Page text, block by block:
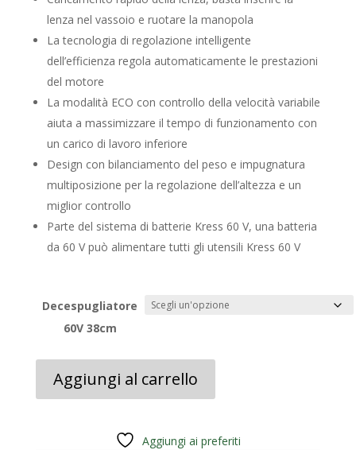
lenza nel vassoio e ruotare la manopola
La tecnologia di regolazione intelligente
dell’efficienza regola automaticamente le prestazioni
del motore
La modalità ECO con controllo della velocità variabile
aiuta a massimizzare il tempo di funzionamento con
un carico di lavoro inferiore
Design con bilanciamento del peso e impugnatura
multiposizione per la regolazione dell’altezza e un
miglior controllo
Parte del sistema di batterie Kress 60 V, una batteria
da 60 V può alimentare tutti gli utensili Kress 60 V
Decespugliatore
60V 38cm
Kress
60V
Aggiungi al carrello
Aggiungi ai preferiti